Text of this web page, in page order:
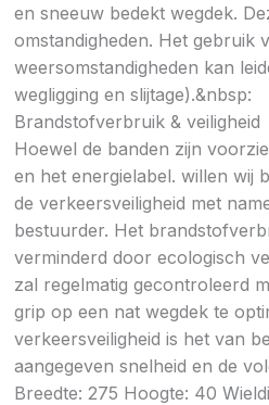
en sneeuw bedekt wegdek.
omstandigheden. Het gebruik
weersomstandigheden kan
wegligging en slijtage).&nbsp:
Brandstofverbruik & veiligheid
Hoewel de banden zijn
en het energielabel. willen wij
de verkeersveiligheid met
bestuurder. Het
verminderd door ecologisch
zal regelmatig gecontroleerd
grip op een nat wegdek te
verkeersveiligheid is het van
aangegeven snelheid en de
Breedte: 275 Hoogte: 40